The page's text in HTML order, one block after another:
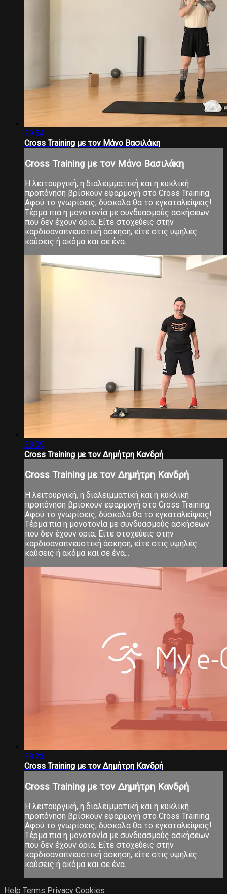
29:54
Cross Training με τον Μάνο Βασιλάκη
Cross Training με τον Μάνο Βασιλάκη
Η λειτουργική, η διαλειμματική και η κυκλική
προπόνηση βρίσκουν εφαρμογή στο Cross Training.
Αφού το γνωρίσεις, δύσκολα θα το εγκαταλείψεις!
Τέρμα πια η μονοτονία με συνδυασμούς ασκήσεων
που δεν έχουν όρια. Είτε στοχεύεις στην
καρδιοαναπνευστική άσκηση, είτε στις υψηλές
καύσεις ή ακόμα και σε ένα...
28:09
Cross Training με τον Δημήτρη Κανδρή
Cross Training με τον Δημήτρη Κανδρή
Η λειτουργική, η διαλειμματική και η κυκλική
προπόνηση βρίσκουν εφαρμογή στο Cross Training.
Αφού το γνωρίσεις, δύσκολα θα το εγκαταλείψεις!
Τέρμα πια η μονοτονία με συνδυασμούς ασκήσεων
που δεν έχουν όρια. Είτε στοχεύεις στην
καρδιοαναπνευστική άσκηση, είτε στις υψηλές
καύσεις ή ακόμα και σε ένα...
28:23
Cross Training με τον Δημήτρη Κανδρή
Cross Training με τον Δημήτρη Κανδρή
Η λειτουργική, η διαλειμματική και η κυκλική
προπόνηση βρίσκουν εφαρμογή στο Cross Training.
Αφού το γνωρίσεις, δύσκολα θα το εγκαταλείψεις!
Τέρμα πια η μονοτονία με συνδυασμούς ασκήσεων
που δεν έχουν όρια. Είτε στοχεύεις στην
καρδιοαναπνευστική άσκηση, είτε στις υψηλές
καύσεις ή ακόμα και σε ένα...
Help Terms Privacy Cookies